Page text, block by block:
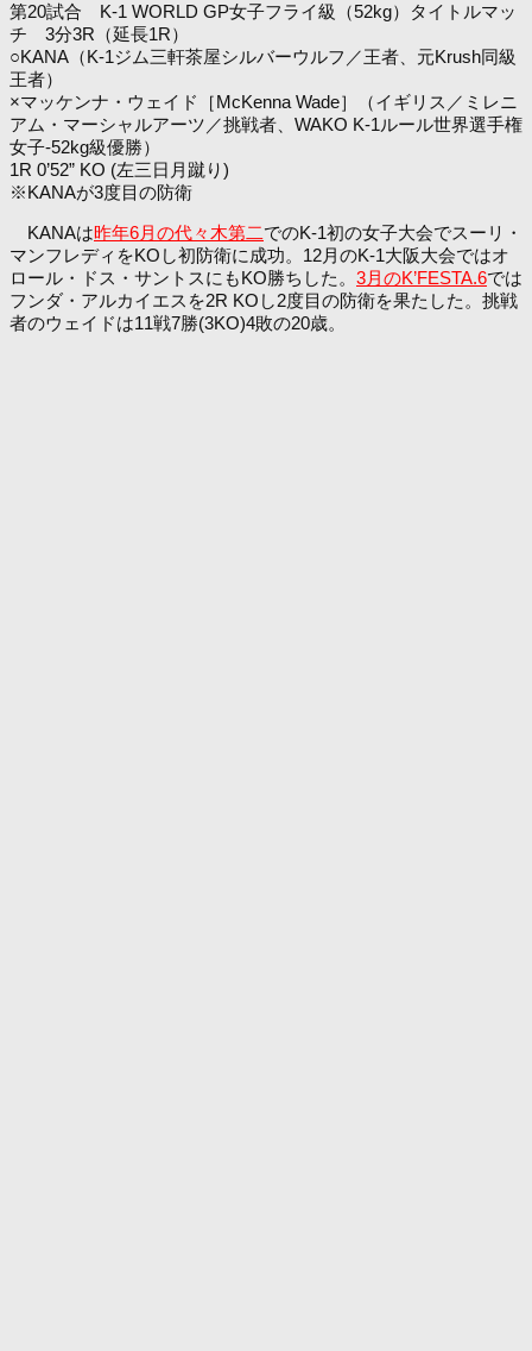
第20試合 K-1 WORLD GP女子フライ級（52kg）タイトルマッ
チ 3分3R（延長1R）
○KANA（K-1ジム三軒茶屋シルバーウルフ／王者、元Krush同級
王者）
×マッケンナ・ウェイド［McKenna Wade］（イギリス／ミレニ
アム・マーシャルアーツ／挑戦者、WAKO K-1ルール世界選手権
女子-52kg級優勝）
1R 0’52” KO (左三日月蹴り)
※KANAが3度目の防衛
KANAは昨年6月の代々木第二でのK-1初の女子大会でスーリ・
マンフレディをKOし初防衛に成功。12月のK-1大阪大会ではオ
ロール・ドス・サントスにもKO勝ちした。 3月のK’FESTA.6では
フンダ・アルカイエスを2R KOし2度目の防衛を果たした。挑戦
者のウェイドは11戦7勝(3KO)4敗の20歳。